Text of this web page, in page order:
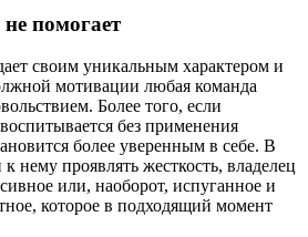
помогает
своим уникальным характером и
мотивации любая команда
Более того, если
без применения
более уверенным в себе. В
нему проявлять жесткость, владелец
или, наоборот, испуганное и
которое в подходящий момент